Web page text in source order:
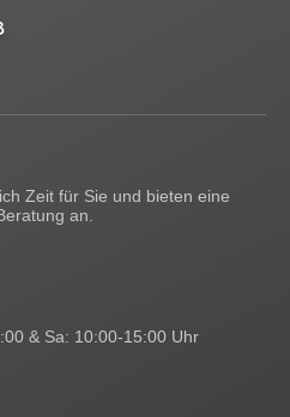
Zeit für Sie und bieten eine
an.
& Sa: 10:00-15:00 Uhr